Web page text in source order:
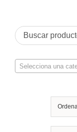
Selecciona una